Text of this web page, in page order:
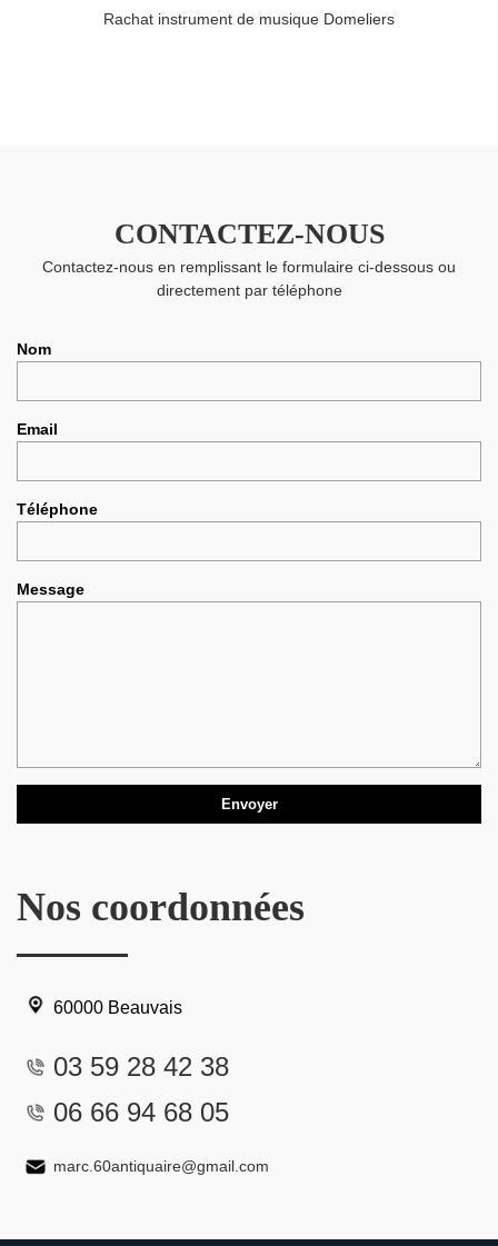
Rachat instrument de musique Domeliers
CONTACTEZ-NOUS
Contactez-nous en remplissant le formulaire ci-dessous ou
directement par téléphone
Nom
Email
Téléphone
Message
Nos coordonnées
60000 Beauvais
03 59 28 42 38
06 66 94 68 05
marc.60antiquaire@gmail.com